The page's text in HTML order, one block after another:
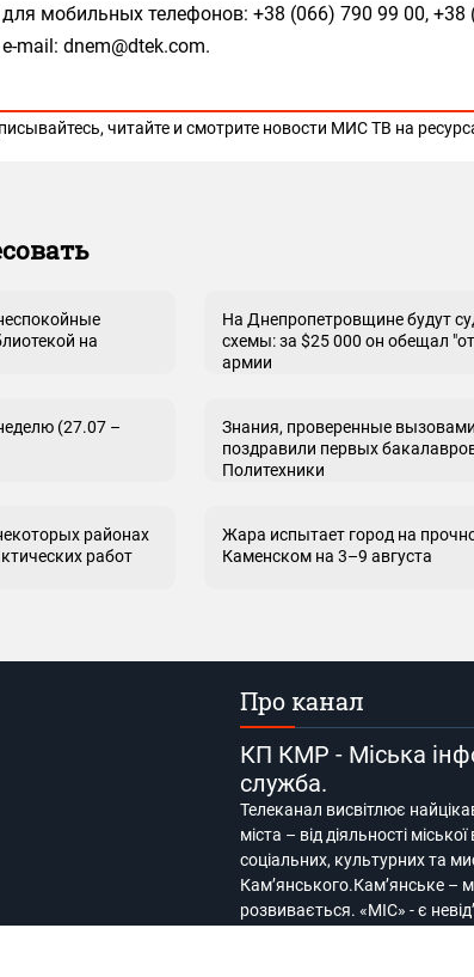
для мобильных телефонов: +38 (066) 790 99 00, +38
e-mail: dnem@dtek.com.
читайте и смотрите новости МИС ТВ на
на
На Днепропетровщине будут
схемы: за $25 000 он обещал
армии
(27.07 –
Знания, проверенные
поздравили первых
Политехники
районах
работ
Жара испытает город на
Каменском на 3–9 августа
Про канал
КП КМР - Міська
служба.
Телеканал висвітлює
міста – від діяльності
соціальних, культурних та
Кам’янського.Кам’янське –
розвивається. «МІС» - є